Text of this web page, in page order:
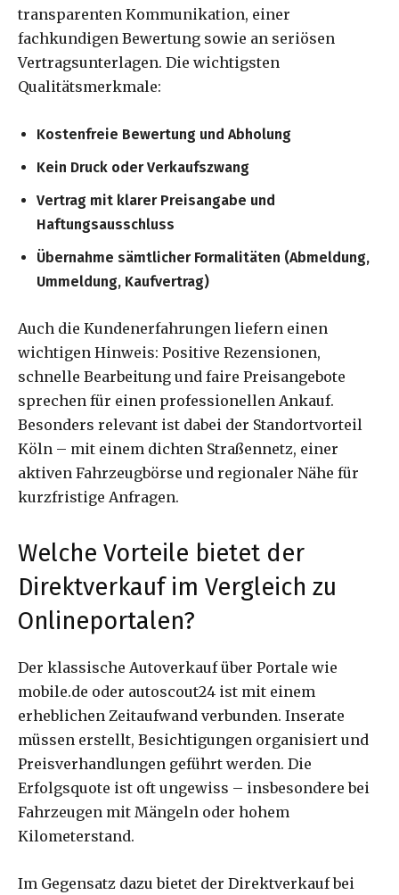
transparenten Kommunikation, einer
fachkundigen Bewertung sowie an seriösen
Vertragsunterlagen. Die wichtigsten
Qualitätsmerkmale:
Kostenfreie Bewertung und Abholung
Kein Druck oder Verkaufszwang
Vertrag mit klarer Preisangabe und
Haftungsausschluss
Übernahme sämtlicher Formalitäten (Abmeldung,
Ummeldung, Kaufvertrag)
Auch die Kundenerfahrungen liefern einen
wichtigen Hinweis: Positive Rezensionen,
schnelle Bearbeitung und faire Preisangebote
sprechen für einen professionellen Ankauf.
Besonders relevant ist dabei der Standortvorteil
Köln – mit einem dichten Straßennetz, einer
aktiven Fahrzeugbörse und regionaler Nähe für
kurzfristige Anfragen.
Welche Vorteile bietet der
Direktverkauf im Vergleich zu
Onlineportalen?
Der klassische Autoverkauf über Portale wie
mobile.de oder autoscout24 ist mit einem
erheblichen Zeitaufwand verbunden. Inserate
müssen erstellt, Besichtigungen organisiert und
Preisverhandlungen geführt werden. Die
Erfolgsquote ist oft ungewiss – insbesondere bei
Fahrzeugen mit Mängeln oder hohem
Kilometerstand.
Im Gegensatz dazu bietet der Direktverkauf bei